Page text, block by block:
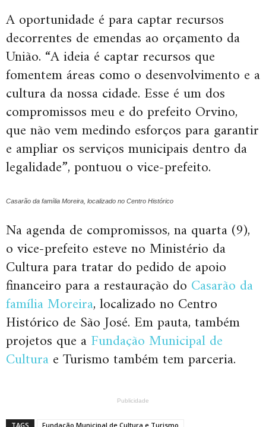
A oportunidade é para captar recursos
decorrentes de emendas ao orçamento da
União. “A ideia é captar recursos que
fomentem áreas como o desenvolvimento e a
cultura da nossa cidade. Esse é um dos
compromissos meu e do prefeito Orvino,
que não vem medindo esforços para garantir
e ampliar os serviços municipais dentro da
legalidade”, pontuou o vice-prefeito.
Casarão da família Moreira, localizado no Centro Histórico
Na agenda de compromissos, na quarta (9),
o vice-prefeito esteve no Ministério da
Cultura para tratar do pedido de apoio
financeiro para a restauração do Casarão da
família Moreira, localizado no Centro
Histórico de São José. Em pauta, também
projetos que aFundação Municipal de
Culturae Turismo também tem parceria.
Publicidade
TAGS Fundação Municipal de Cultura e Turismo